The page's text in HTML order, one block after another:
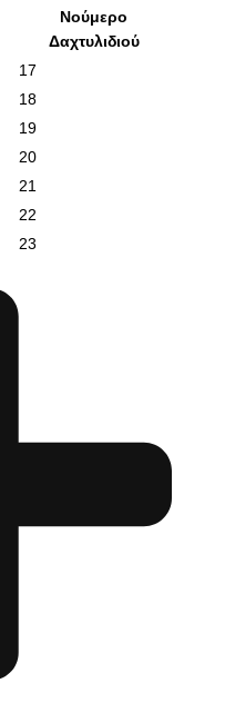
Νούμερο
Δαχτυλιδιού
17
18
19
20
21
22
23